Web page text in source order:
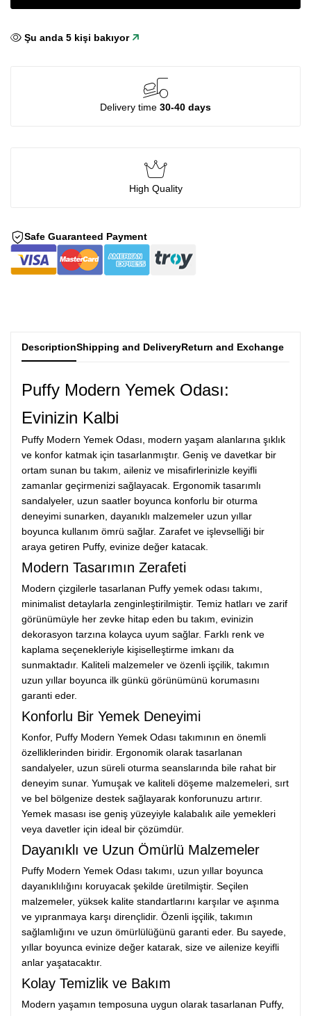
Şu anda 7 kişi bakıyor
Delivery time 30-40 days
High Quality
Safe Guaranteed Payment
DescriptionShipping and DeliveryReturn and Exchange
Puffy Modern Yemek Odası:
Evinizin Kalbi
Puffy Modern Yemek Odası, modern yaşam alanlarına şıklık
ve konfor katmak için tasarlanmıştır. Geniş ve davetkar bir
ortam sunan bu takım, aileniz ve misafirlerinizle keyifli
zamanlar geçirmenizi sağlayacak. Ergonomik tasarımlı
sandalyeler, uzun saatler boyunca konforlu bir oturma
deneyimi sunarken, dayanıklı malzemeler uzun yıllar
boyunca kullanım ömrü sağlar. Zarafet ve işlevselliği bir
araya getiren Puffy, evinize değer katacak.
Modern Tasarımın Zerafeti
Modern çizgilerle tasarlanan Puffy yemek odası takımı,
minimalist detaylarla zenginleştirilmiştir. Temiz hatları ve zarif
görünümüyle her zevke hitap eden bu takım, evinizin
dekorasyon tarzına kolayca uyum sağlar. Farklı renk ve
kaplama seçenekleriyle kişiselleştirme imkanı da
sunmaktadır. Kaliteli malzemeler ve özenli işçilik, takımın
uzun yıllar boyunca ilk günkü görünümünü korumasını
garanti eder.
Konforlu Bir Yemek Deneyimi
Konfor, Puffy Modern Yemek Odası takımının en önemli
özelliklerinden biridir. Ergonomik olarak tasarlanan
sandalyeler, uzun süreli oturma seanslarında bile rahat bir
deneyim sunar. Yumuşak ve kaliteli döşeme malzemeleri, sırt
ve bel bölgenize destek sağlayarak konforunuzu artırır.
Yemek masası ise geniş yüzeyiyle kalabalık aile yemekleri
veya davetler için ideal bir çözümdür.
Dayanıklı ve Uzun Ömürlü Malzemeler
Puffy Modern Yemek Odası takımı, uzun yıllar boyunca
dayanıklılığını koruyacak şekilde üretilmiştir. Seçilen
malzemeler, yüksek kalite standartlarını karşılar ve aşınma
ve yıpranmaya karşı dirençlidir. Özenli işçilik, takımın
sağlamlığını ve uzun ömürlülüğünü garanti eder. Bu sayede,
yıllar boyunca evinize değer katarak, size ve ailenize keyifli
anlar yaşatacaktır.
Kolay Temizlik ve Bakım
Modern yaşamın temposuna uygun olarak tasarlanan Puffy,